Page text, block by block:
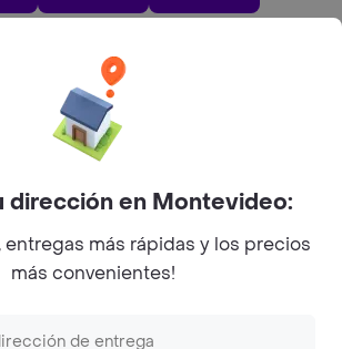
PROMOCIONES que tenemos
cerca de ti
dirección en Montevideo:
entregas más rápidas y los precios
más convenientes!